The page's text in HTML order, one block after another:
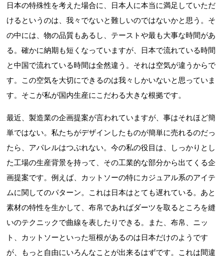
日本の特殊性を考えた場合に、日本人に本当に満足していただ
けるというのは、我々でないと難しいのではないかと思う。そ
の中には、物の品質もあるし、テーストや最も大事な時間があ
る。確かに納期も短くなっていますが、日本で流れている時間
と中国で流れている時間は全然違う。それは空気が違うからで
す。この空気を大切にできるのは我々しかいないと思っていま
す。そこが私が国内生産にこだわる大きな根拠です。
最近、製造業の企画提案が言われていますが、事はそれほど簡
単ではない。私たちがデザインしたものが簡単に売れるのだっ
たら、アパレルはつぶれない。今の私の役目は、しっかりとし
た工場の生産背景を持って、その工業的な部分から出てくる企
画提案です。例えば、カットソーの特にカジュアル系のアイテ
ムに関してのパターン。これは日本はとても遅れている。あと
素材の特性を生かして、布帛であればダーツを取るところを縫
いのテクニックで曲線を表したりできる。また、布帛、ニッ
ト、カットソーといった垣根があるのは日本だけのようです
が、もっと自由にいろんなことが出来るはずです。これは間違